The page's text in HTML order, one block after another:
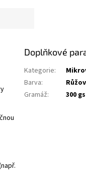
Doplňkové
Kategorie:
Barva:
Gramáž: 300